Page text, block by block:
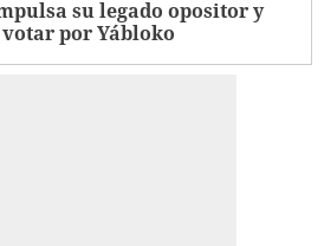
su legado opositor y
por Yábloko